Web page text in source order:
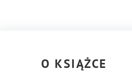
O KSIĄŻCE